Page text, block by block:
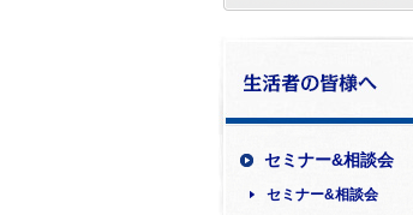
セミナー&相談会
セミナー&相談会